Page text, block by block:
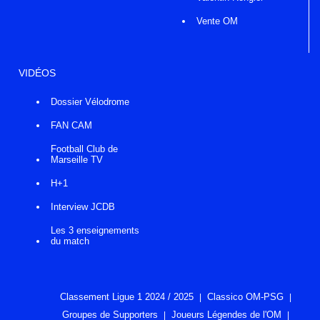
Vente OM
VIDÉOS
Dossier Vélodrome
FAN CAM
Football Club de
Marseille TV
H+1
Interview JCDB
Les 3 enseignements
du match
Classement Ligue 1 2024 / 2025
Classico OM-PSG
Groupes de Supporters
Joueurs Légendes de l'OM